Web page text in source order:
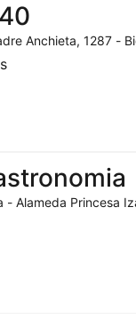
Anchieta, 1287 -
- Alameda Princesa